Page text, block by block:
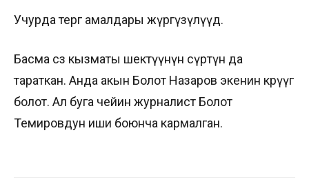
Учурда тергөө амалдары жүргүзүлүүдө.
Басма сөз кызматы шектүүнүн сүрөтүн да
тараткан. Анда акын Болот Назаров экенин көрүүгө
болот. Ал буга чейин журналист Болот
Темировдун иши боюнча кармалган.